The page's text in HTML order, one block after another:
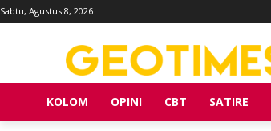
Sabtu, Agustus 8, 2026
KOLOM OPINI CBT SATIRE